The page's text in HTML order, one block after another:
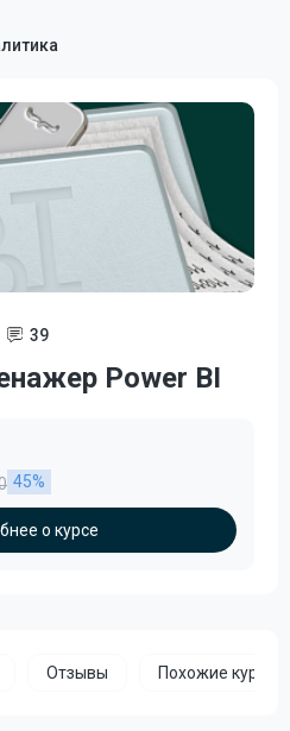
39
Power BI
45%
о курсе
Отзывы Похожие курсы